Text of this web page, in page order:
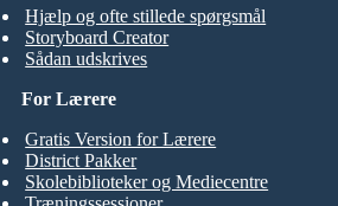
Hjælp og ofte stillede spørgsmål
Storyboard Creator
Sådan udskrives
For Lærere
Gratis Version for Lærere
District Pakker
Skolebiblioteker og Mediecentre